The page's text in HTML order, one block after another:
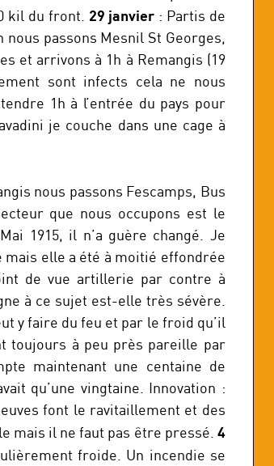
kil du front. 29 janvier : Partis de
nous passons Mesnil St Georges,
et arrivons à 1h à Remangis (19
sont infects cela ne nous
1h à l’entrée du pays pour
je couche dans une cage à
nous passons Fescamps, Bus
que nous occupons est le
1915, il n’a guère changé. Je
elle a été à moitié effondrée
de vue artillerie par contre à
à ce sujet est-elle très sévère.
y faire du feu et par le froid qu’il
toujours à peu près pareille par
maintenant une centaine de
qu’une vingtaine. Innovation :
font le ravitaillement et des
mais il ne faut pas être pressé. 4
froide. Un incendie se